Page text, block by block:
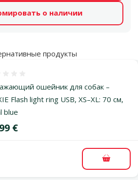
о наличии
продукты
ошейник для собак –
Flash light ring USB, XS–XL: 70 см,
blue
€
В